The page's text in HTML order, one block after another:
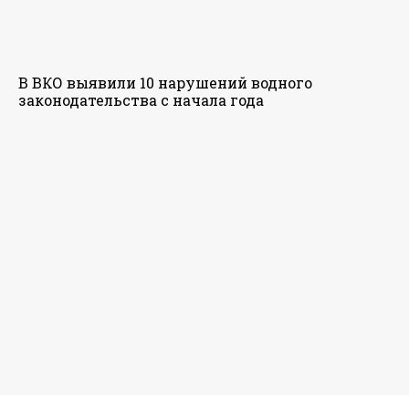
В ВКО выявили 10 нарушений водного
законодательства с начала года